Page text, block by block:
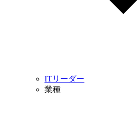
ITリーダー
業種